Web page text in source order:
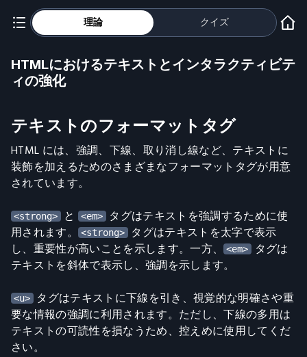
理論 クイズ
HTMLにおけるテキストとインタラクティビテ
ィの強化
テキストのフォーマットタグ
HTML には、強調、下線、取り消し線など、テキストに
装飾を加えるためのさまざまなフォーマットタグが用意
されています。
<strong> と <em>
タグはテキストを強調するために使
用されます。
<strong>
タグはテキストを太字で表示
し、重要性が高いことを示します。一方、 <em>
タグは
テキストを斜体で表示し、強調を示します。
<u>
タグはテキストに下線を引き、視覚的な明確さや重
要な情報の強調に利用されます。ただし、下線の多用は
テキストの可読性を損なうため、控えめに使用してくだ
さい。